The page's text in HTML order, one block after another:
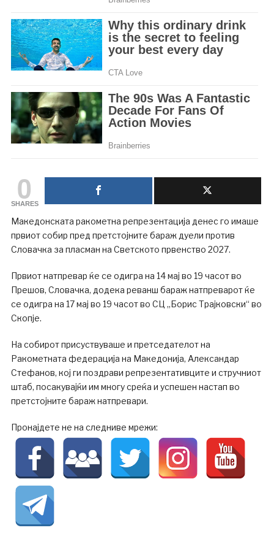
0
SHARES
Македонската ракометна репрезентација денес го имаше
првиот собир пред претстојните бараж дуели против
Словачка за пласман на Светското првенство 2027.
Првиот натпревар ќе се одигра на 14 мај во 19 часот во
Прешов, Словачка, додека реванш бараж натпреварот ќе
се одигра на 17 мај во 19 часот во СЦ „Борис Трајковски“ во
Скопје.
На собирот присуствуваше и претседателот на
Ракометната федерација на Македонија, Александар
Стефанов, кој ги поздрави репрезентативците и стручниот
штаб, посакувајќи им многу среќа и успешен настап во
претстојните бараж натпревари.
Пронајдете не на следниве мрежи: